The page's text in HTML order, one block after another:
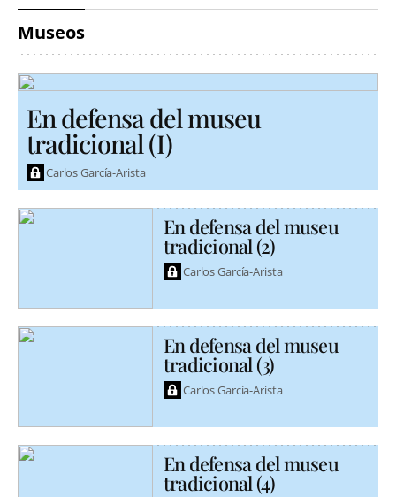
Museos
En defensa del museu
tradicional (I)
Carlos García-Arista
En defensa del museu
tradicional (2)
Carlos García-Arista
En defensa del museu
tradicional (3)
Carlos García-Arista
En defensa del museu
tradicional (4)